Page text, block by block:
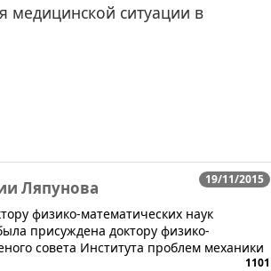
медицинской ситуации в
19/11/2015
Ляпунова
физико-математических наук
присуждена доктору физико-
совета Института проблем механики
1101